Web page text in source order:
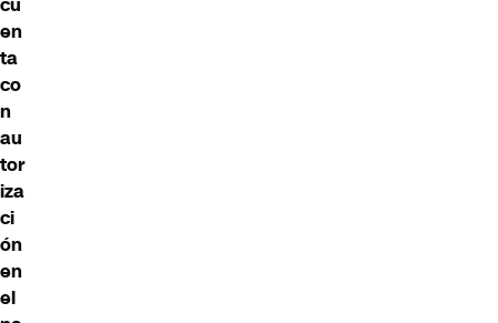
en
ta
co
n
au
tor
iza
ci
ón
en
el